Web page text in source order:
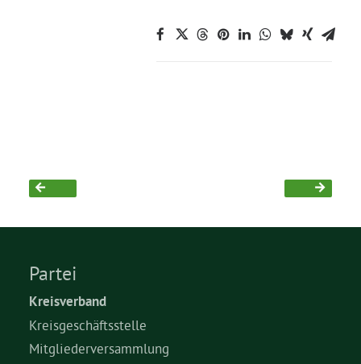
Grüne Jugend
Aktuelles
Partei
Kreisverband
Kreisgeschäftsstelle
Mitgliederversammlung